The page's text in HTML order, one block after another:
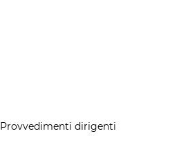
Provvedimenti dirigenti